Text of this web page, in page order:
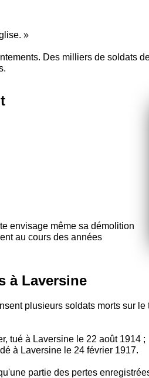
»
Des milliers de soldats
envisage même sa démolition
au cours des années
à Laversine
plusieurs soldats morts sur
tué à Laversine le 22 août 1914 ;
à Laversine le 24 février 1917.
partie des pertes